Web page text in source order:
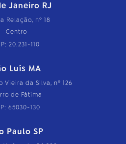
Janeiro RJ
Relação, nº 18
Centro
20.231-110
Luís MA
Vieira da Silva, nº 126
de Fátima
65030-130
Paulo SP